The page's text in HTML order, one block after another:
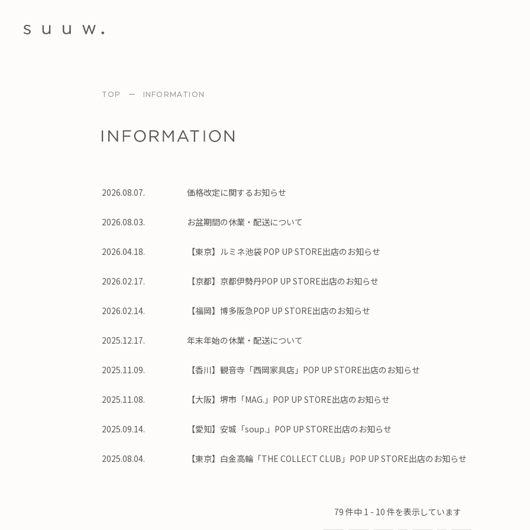
TOP ー INFORMATION
2026.08.07. 価格改定に関するお知らせ
2026.08.03. お盆期間の休業・配送について
2026.04.18. 【東京】ルミネ池袋 POP UP STORE出店のお知らせ
2026.02.17. 【京都】京都伊勢丹POP UP STORE出店のお知らせ
2026.02.14. 【福岡】博多阪急POP UP STORE出店のお知らせ
2025.12.17. 年末年始の休業・配送について
2025.11.09. 【香川】観音寺「西岡家具店」POP UP STORE出店のお知らせ
2025.11.08. 【大阪】堺市「MAG.」POP UP STORE出店のお知らせ
2025.09.14. 【愛知】安城「soup.」POP UP STORE出店のお知らせ
2025.08.04. 【東京】白金高輪「THE COLLECT CLUB」POP UP STORE出店のお知らせ
79 件中 1 - 10 件を表示しています